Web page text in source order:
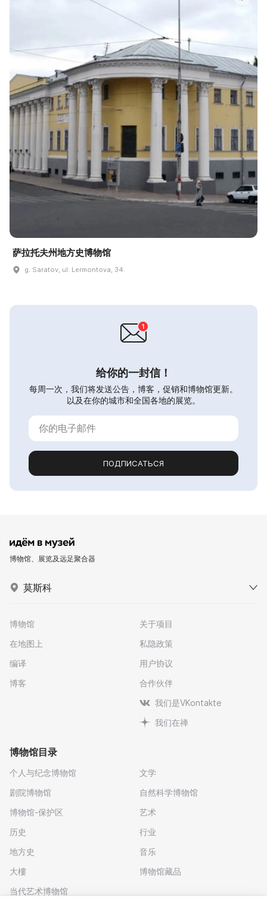
萨拉托夫州地方史博物馆
g. Saratov, ul. Lermontova, 34.
给你的一封信！
每周一次，我们将发送公告，博客，促销和博物馆更新。
以及在你的城市和全国各地的展览。
ПОДПИСАТЬСЯ
博物馆、展览及远足聚合器
莫斯科
博物馆
在地图上
编译
博客
关于项目
私隐政策
用户协议
合作伙伴
我们是VKontakte
我们在禅
博物馆目录
个人与纪念博物馆
剧院博物馆
博物馆-保护区
历史
地方史
大樓
当代艺术博物馆
文学
自然科学博物馆
艺术
行业
音乐
博物馆藏品
Войдите в сервис
или зарегистрируйтесь